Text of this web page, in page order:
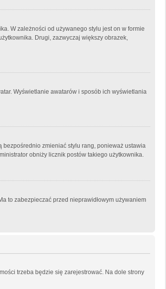
W zależności od używanego stylu jest on w formie
Drugi, zazwyczaj większy obrazek,
Wyświetlanie awatarów i sposób ich wyświetlania
bezpośrednio zmieniać stylu rang, ponieważ ustawia
obniży licznik postów takiego użytkownika.
to zabezpieczać przed nieprawidłowym używaniem
trzeba będzie się zarejestrować. Na dole strony